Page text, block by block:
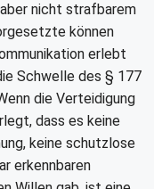
nicht strafbarem
können
erlebt
Schwelle des § 177
die Verteidigung
dass es keine
keine schutzlose
erkennbaren